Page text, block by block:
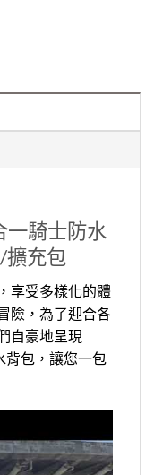
一騎士防水
擴充包
享受多樣化的體
險，為了迎合各
自豪地呈現
背包，讓您一包